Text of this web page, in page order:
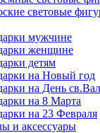
световые
мужчине
женщине
детям
на Новый год
на День
на 8 Марта
на 23 Февраля
и аксессуары